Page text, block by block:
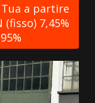
a partire
(fisso) 7,45%